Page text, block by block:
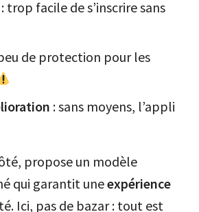
: trop facile de s’inscrire sans
de protection pour les
: sans moyens, l’appli
propose un modèle
qui garantit uneexpérience
Ici, pas de bazar : tout est